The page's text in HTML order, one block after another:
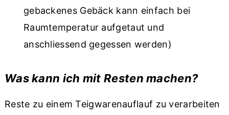
gebackenes Gebäck kann einfach bei
Raumtemperatur aufgetaut und
anschliessend gegessen werden)
Was kann ich mit Resten machen?
Reste zu einem Teigwarenauflauf zu verarbeiten